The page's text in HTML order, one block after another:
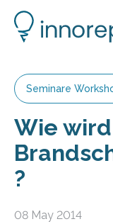
Seminare
Wie
?
08 May 2014